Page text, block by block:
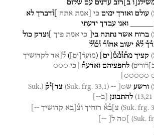
ב]ר֯וב עדנים עם שלום
עולם ואורך ימים כי [אמת אתה ]ו֯דברך לא
ואני עבדך ידעתי
ברוח אשר נתתה בי[ כי אמת פיך ]וצדק כול
ל֯א֯ ישוב אחו֯ר֯ ו֯כ֯ו֯ל֯
קציך מת֯ו֯מ֯מ֯ ים (מועד֯ ים ) ל֯[אד לקדושיך
) לחפציהם ואדעה֯ [כי ○○○
○○○○○]
ורשע ש○[ --
(Suk. frg. 33,1) צד]י֯ק֯ (Suk.
להתבונן ב--
צ]ב֯א֯ רוחיך וצ֯[בא קדושיך --]
]○ה ל[ --]